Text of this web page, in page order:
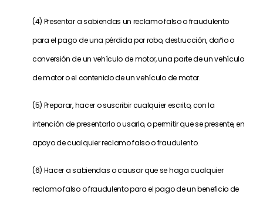
(4) Presentar a sabiendas un reclamo falso o fraudulento
para el pago de una pérdida por robo, destrucción, daño o
conversión de un vehículo de motor, una parte de un vehículo
de motor o el contenido de un vehículo de motor.
(5) Preparar, hacer o suscribir cualquier escrito, con la
intención de presentarlo o usarlo, o permitir que se presente, en
apoyo de cualquier reclamo falso o fraudulento.
(6) Hacer a sabiendas o causar que se haga cualquier
reclamo falso o fraudulento para el pago de un beneficio de